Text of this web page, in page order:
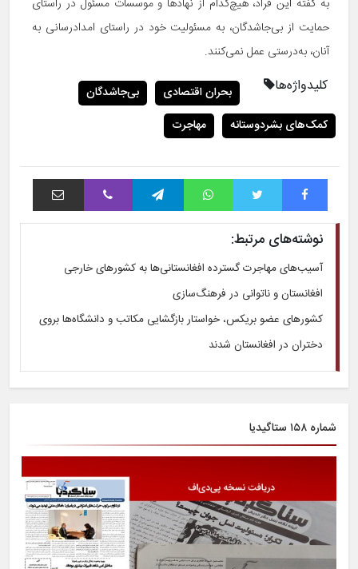
حمایت از بی‌جاشدگان، به مسئولیت خود در راستای امدادرسانی به
آنان، به‌درستی عمل نمی‌کنند.
کلیدواژه‌ها بحران اقتصادی
بی‌جاشدگان
کمک‌های بشردوستانه
مهاجرت
فیس بوک توییتر واتس آپ تلگرام وایبر اشتراک با ایمیل
نوشته‌های مرتبط:
آسیب‌های مهاجرت گسترده افغانستانی‌ها به کشورهای خارجی
افغانستان و ناتوانی در فرهنگ‌سازی
کشورهای عضو بریکس، خواستار بازگشایی مکاتب و دانشگاه‌ها بروی
دختران در افغانستان شدند
شماره ۱۵۸ ستاگیدیا